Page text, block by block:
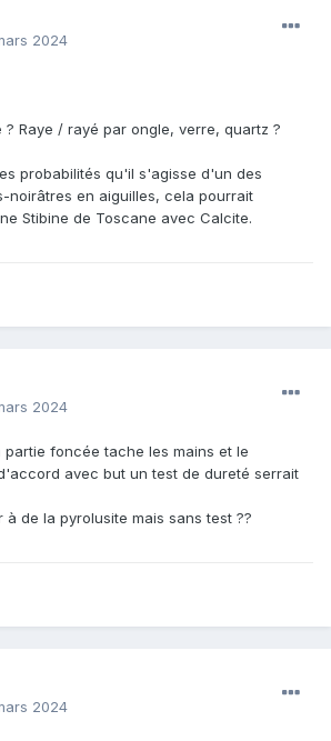
2024
Raye / rayé par ongle, verre, quartz ?
probabilités qu'il s'agisse d'un des
noirâtres en aiguilles, cela pourrait
Stibine de Toscane avec Calcite.
2024
foncée tache les mains et le
avec but un test de dureté serrait
de la pyrolusite mais sans test ??
2024